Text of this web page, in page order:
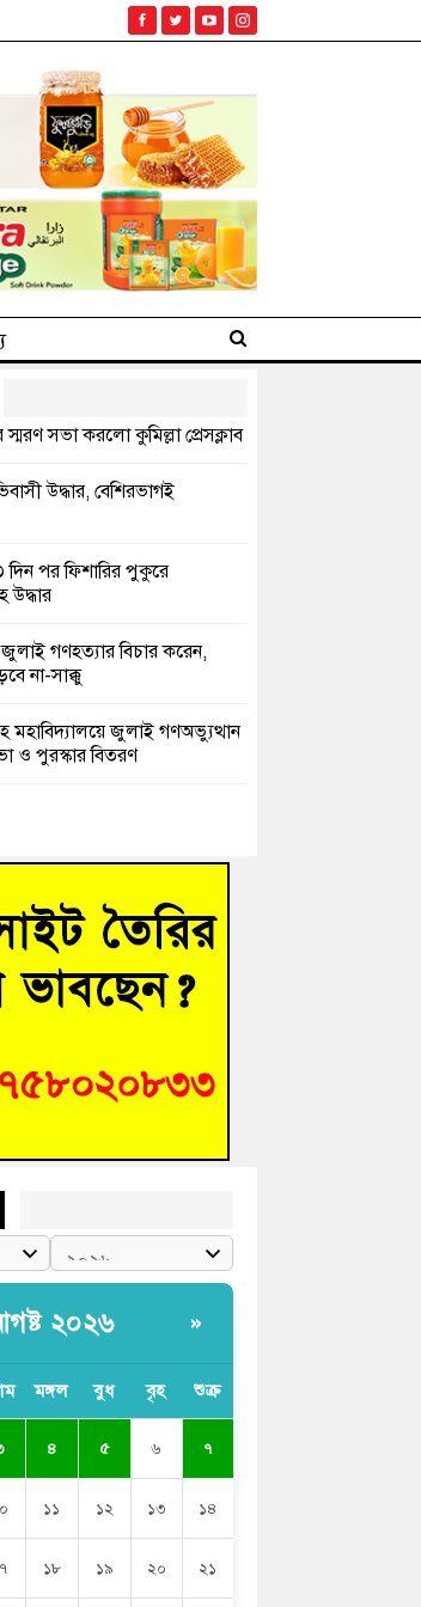
সভা করলো কুমিল্লা প্রেসক্লাব
উদ্ধার, বেশিরভাগই
পর ফিশারির পুকুরে
উদ্ধার
জুলাই গণহত্যার বিচার করেন,
না-সাক্কু
মহাবিদ্যালয়ে জুলাই গণঅভ্যুত্থান
ও পুরস্কার বিতরণ
কুবিতে ১১ শিক্ষককে ঘিরে
কুমিল্লায় শ্রদ্ধা, র‍্যালি ও সংবর্ধনা
সাবেক সেনা সদস্য হাফিজুর
গিয়ে মেডিকেলের ক্যান্টিনে
২০২৬ »
মঙ্গল বুধ বৃহ শুক্র
৪ ৫ ৬ ৭
১১ ১২ ১৩ ১৪
১৮ ১৯ ২০ ২১